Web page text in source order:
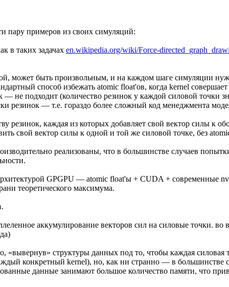
пару примеров из своих симуляций:
в таких задачах en.wikipedia.org/wiki/Force-
может быть произвольным, и на каждом шаге симуляции
способ избежать atomic float'ов, когда kernel
не подходит (количество резинок у каждой силовой точки
резинок — т.е. гораздо более сложный код менеджмента
каждая из которых добавляет свой вектор силы к
свой вектор силы к одной и той же силовой точке, без
реализованы, что в большинстве случаев
GPGPU — atomic float'ы + CUDA + современные
теоретического максимума.
аккумулирование векторов сил на силовые точки. во
«вывернув» структуры данных под то, чтобы каждая силовая
конкретный kernel), но, как ни странно — в большинстве
данные занимают большое количество памяти, что